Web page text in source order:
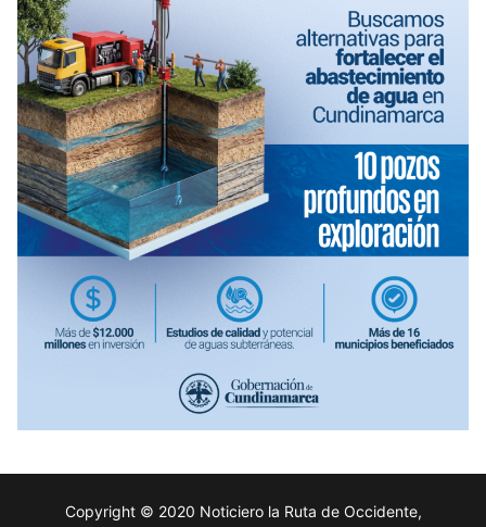
Copyright © 2020 Noticiero la Ruta de Occidente,